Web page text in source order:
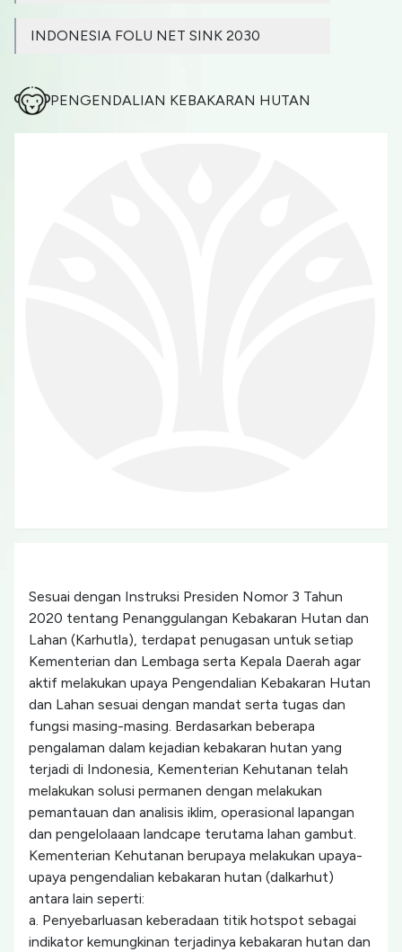
INDONESIA FOLU NET SINK 2030
PENGENDALIAN KEBAKARAN HUTAN
Sesuai dengan Instruksi Presiden Nomor 3 Tahun
2020 tentang Penanggulangan Kebakaran Hutan dan
Lahan (Karhutla), terdapat penugasan untuk setiap
Kementerian dan Lembaga serta Kepala Daerah agar
aktif melakukan upaya Pengendalian Kebakaran Hutan
dan Lahan sesuai dengan mandat serta tugas dan
fungsi masing-masing. Berdasarkan beberapa
pengalaman dalam kejadian kebakaran hutan yang
terjadi di Indonesia, Kementerian Kehutanan telah
melakukan solusi permanen dengan melakukan
pemantauan dan analisis iklim, operasional lapangan
dan pengelolaaan landcape terutama lahan gambut.
Kementerian Kehutanan berupaya melakukan upaya-
upaya pengendalian kebakaran hutan (dalkarhut)
antara lain seperti:
a. Penyebarluasan keberadaan titik hotspot sebagai
indikator kemungkinan terjadinya kebakaran hutan dan